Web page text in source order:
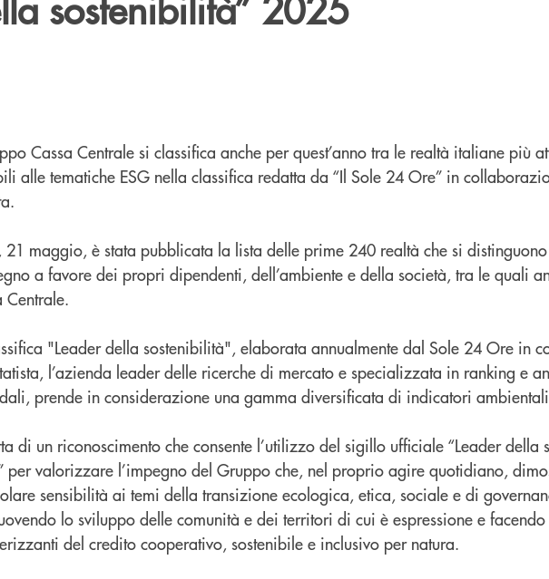
Cassa Centrale si classifica anche per quest’anno tra le realtà italiane più
alle tematiche ESG nella classifica redatta da “Il Sole 24 Ore” in
maggio, è stata pubblicata la lista delle prime 240 realtà che si
a favore dei propri dipendenti, dell’ambiente e della società, tra le quali
Centrale.
"Leader della sostenibilità", elaborata annualmente dal Sole 24 Ore in
l’azienda leader delle ricerche di mercato e specializzata in ranking e
prende in considerazione una gamma diversificata di indicatori
di un riconoscimento che consente l’utilizzo del sigillo ufficiale “Leader della
per valorizzare l’impegno del Gruppo che, nel proprio agire quotidiano,
sensibilità ai temi della transizione ecologica, etica, sociale e di
lo sviluppo delle comunità e dei territori di cui è espressione e
del credito cooperativo, sostenibile e inclusivo per natura.